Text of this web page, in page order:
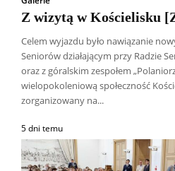
Z wizytą w Kościelisku
Celem wyjazdu było nawiązanie
Seniorów działającym przy Radzie
oraz z góralskim zespołem
wielopokoleniową społeczność
zorganizowany na...
5 dni temu